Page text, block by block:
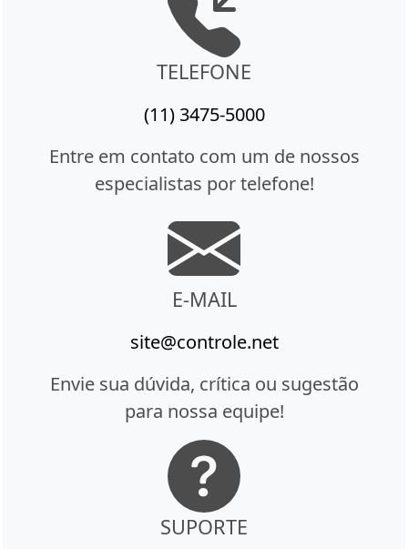
TELEFONE
(11) 3475-5000
Entre em contato com um de nossos
especialistas por telefone!
E-MAIL
site@controle.net
Envie sua dúvida, crítica ou sugestão
para nossa equipe!
SUPORTE